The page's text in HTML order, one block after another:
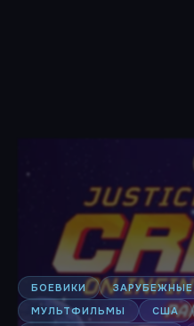
БОЕВИКИ ЗАРУБЕЖНЫЕ
МУЛЬТФИЛЬМЫ
США